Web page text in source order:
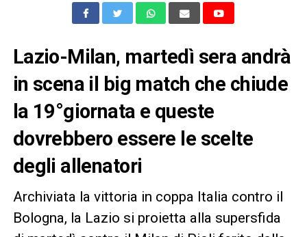
Lazio-Milan, martedì sera andrà
in scena il big match che chiude
la 19°giornata e queste
dovrebbero essere le scelte
degli allenatori
Archiviata la vittoria in coppa Italia contro il
Bologna, la Lazio si proietta alla supersfida